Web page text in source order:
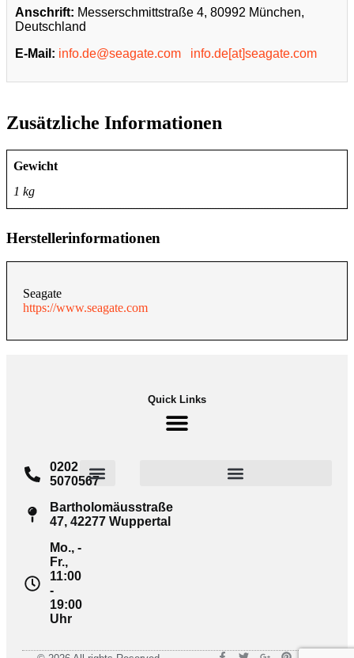
Anschrift: Messerschmittstraße 4, 80992 München,
Deutschland
E-Mail: info.de@seagate.com info.de[at]seagate.com
Zusätzliche Informationen
Gewicht
1 kg
Herstellerinformationen
Seagate
https://www.seagate.com
Quick Links
0202
5070567
Bartholomäusstraße
47, 42277 Wuppertal
Mo., -
Fr.,
11:00
-
19:00
Uhr